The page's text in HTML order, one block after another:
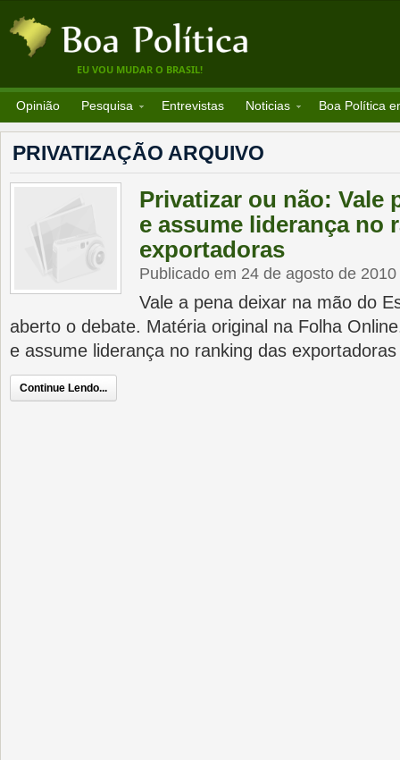
EU VOU MUDAR O BRASIL!
Opinião Pesquisa Entrevistas Noticias Boa Política
PRIVATIZAÇÃO ARQUIVO
Privatizar ou não: Vale
e assume liderança no
exportadoras
Publicado em 24 de agosto de 2010
Vale a pena deixar na mão do
aberto o debate. Matéria original na Folha
e assume liderança no ranking das
Continue Lendo...